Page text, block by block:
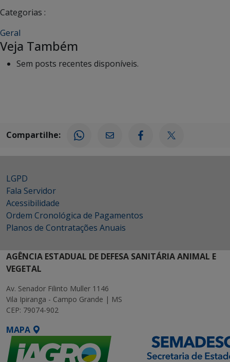
Categorias :
Geral
Veja Também
Sem posts recentes disponíveis.
Compartilhe:
LGPD
Fala Servidor
Acessibilidade
Ordem Cronológica de Pagamentos
Planos de Contratações Anuais
AGÊNCIA ESTADUAL DE DEFESA SANITÁRIA ANIMAL E
VEGETAL
Av. Senador Filinto Muller 1146
Vila Ipiranga - Campo Grande | MS
CEP: 79074-902
MAPA